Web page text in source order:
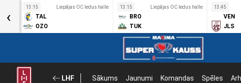
13:15 Liepājas OC ledus halle
TAL
OZO
13:15 Liepājas OC ledus halle
BRO
TUK
13:45
VEN
JLS
‹
LHF Sākums Jaunumi Komandas Spēles